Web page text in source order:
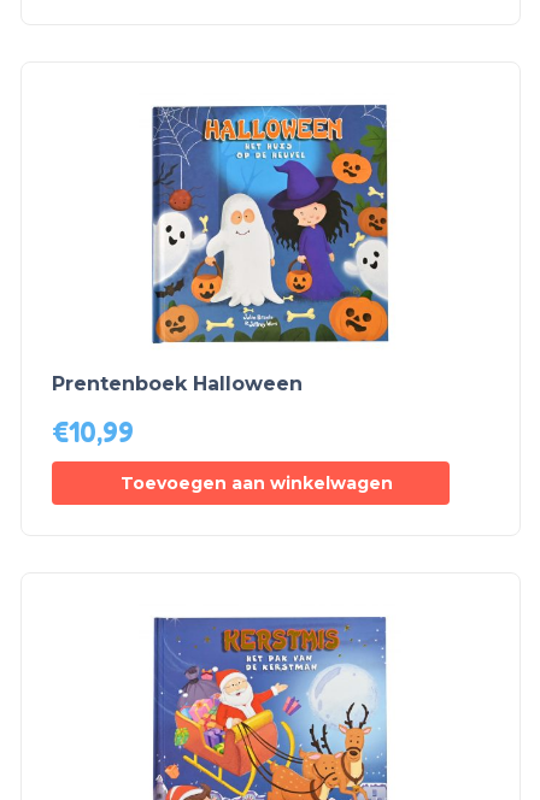
Prentenboek Halloween
€10,99
Toevoegen aan winkelwagen